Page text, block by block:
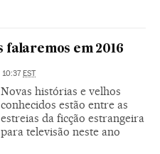
falaremos em 2016
10:37 EST
Novas histórias e velhos
conhecidos estão entre as
estreias da ficção estrangeira
para televisão neste ano